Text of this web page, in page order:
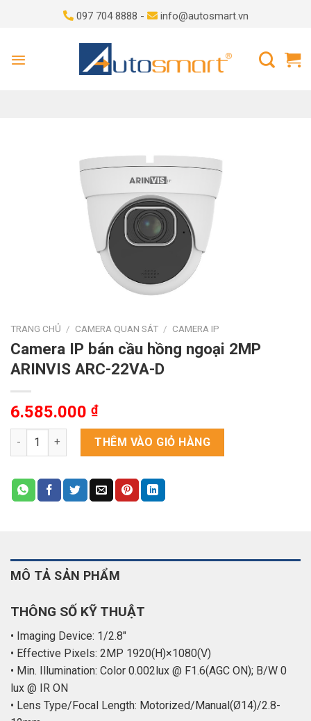
097 704 8888 - info@autosmart.vn
TRANG CHỦ / CAMERA QUAN SÁT / CAMERA IP
Camera IP bán cầu hồng ngoại 2MP
ARINVIS ARC-22VA-D
6.585.000 ₫
Camera IP bán cầu hồng ngoại 2MP ARINVIS ARC-22VA-D số
THÊM VÀO GIỎ HÀNG
MÔ TẢ SẢN PHẨM
THÔNG SỐ KỸ THUẬT
• Imaging Device: 1/2.8″
• Effective Pixels: 2MP 1920(H)×1080(V)
• Min. Illumination: Color 0.002lux @ F1.6(AGC ON); B/W 0
lux @ IR ON
• Lens Type/Focal Length: Motorized/Manual(Ø14)/2.8-